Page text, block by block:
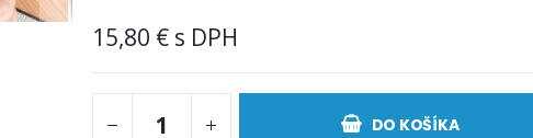
15,80 €
DO KOŠÍKA